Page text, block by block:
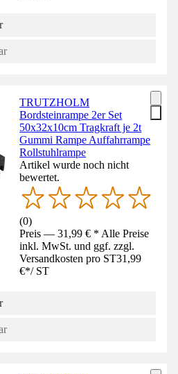
TRUTZHOLM
Bordsteinrampe 2er Set
50x32x10cm Tragkraft je 2t
Gummi Rampe Auffahrrampe
Rollstuhlrampe
Artikel wurde noch nicht
bewertet.
(0)
Preis — 31,99 € * Alle Preise
inkl. MwSt. und ggf. zzgl.
Versandkosten pro ST31,99
€*/ ST